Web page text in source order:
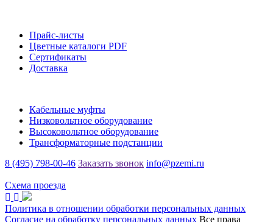
Прайс-листы
Цветные каталоги PDF
Сертификаты
Доставка
Кабельные муфты
Низковольтное оборудование
Высоковольтное оборудование
Трансформаторные подстанции
8 (495) 798-00-46 Заказать звонок info@pzemi.ru
Схема проезда
Политика в отношении обработки персональных данных
Согласие на обработку персональных данных Все права